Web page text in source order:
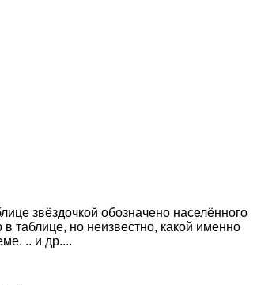
звёздочкой обозначено населённого
в таблице, но неизвестно, какой именно
.. и др....